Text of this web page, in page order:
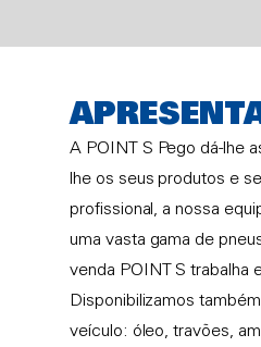
A POINT S Pego dá-lhe
lhe os seus produtos e
profissional, a nossa
uma vasta gama de
venda POINT S trabalha
Disponibilizamos
veículo: óleo, travões,